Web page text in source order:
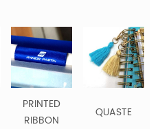
PRINTED
RIBBON
QUASTE